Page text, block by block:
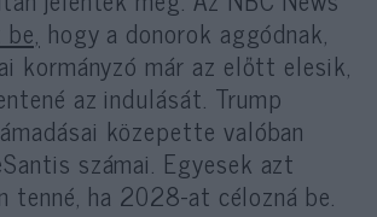
hogy a donorok aggódnak,
kormányzó már az előtt elesik,
az indulását. Trump
közepette valóban
számai. Egyesek azt
tenné, ha 2028-at célozná be.